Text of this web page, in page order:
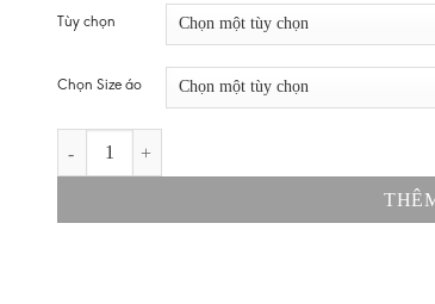
200.000 ₫
đến
230.000 ₫
Tùy chọn
Chọn Size áo
ÁO TRẺ EM BRAZIL SÂN NHÀ WC 2026 số lượng